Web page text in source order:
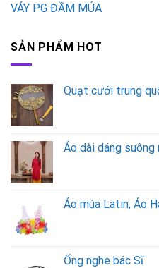
VÁY PG ĐẦM MÚA
SẢN PHẨM HOT
Quạt cưới trung
Áo dài dáng suông
Áo múa Latin, Áo
Ống nghe bác Sĩ